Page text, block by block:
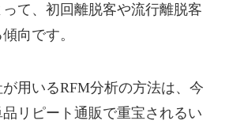
て、初回離脱客や流行離脱客
向です。
用いるRFM分析の方法は、今
リピート通販で重宝されるい